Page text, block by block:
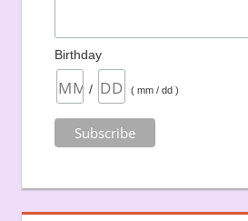
Birthday
/ ( mm / dd )